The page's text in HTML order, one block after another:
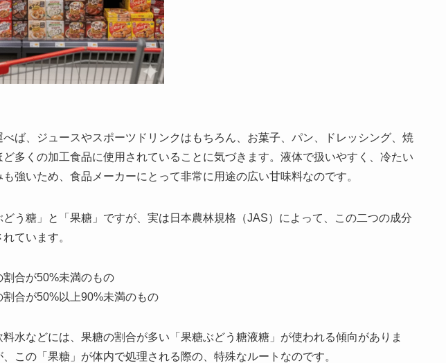
ば、ジュースやスポーツドリンクはもちろん、お菓子、パン、ドレッシング、焼
多くの加工食品に使用されていることに気づきます。液体で扱いやすく、冷たい
強いため、食品メーカーにとって非常に用途の広い甘味料なのです。
う糖」と「果糖」ですが、実は日本農林規格（JAS）によって、この二つの成分
ています。
割合が50%未満のもの
割合が50%以上90%未満のもの
水などには、果糖の割合が多い「果糖ぶどう糖液糖」が使われる傾向がありま
この「果糖」が体内で処理される際の、特殊なルートなのです。